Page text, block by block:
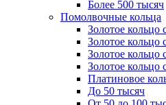
Более 500 тысяч
Помолвочные кольца
Золотое кольцо
Золотое кольцо
Золотое кольцо
Золотое кольцо
Платиновое
До 50 тысяч